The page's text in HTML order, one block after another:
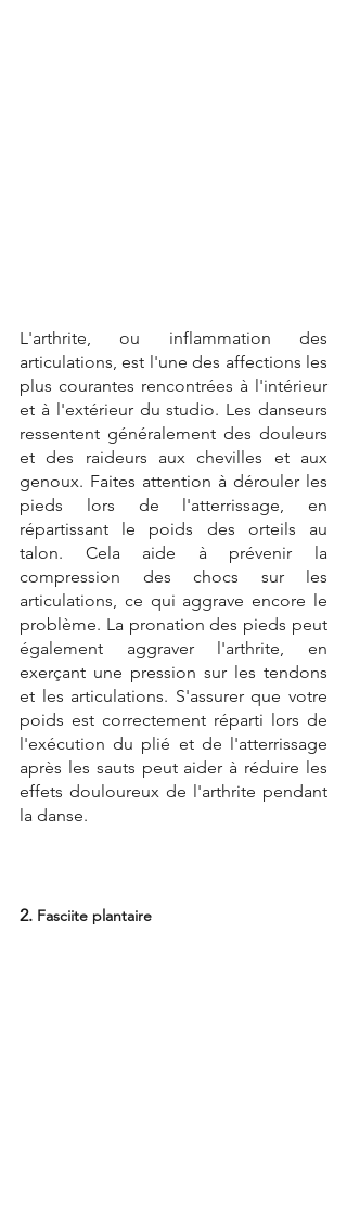
L'arthrite, ou inflammation des
articulations, est l'une des affections les
plus courantes rencontrées à l'intérieur
et à l'extérieur du studio. Les danseurs
ressentent généralement des douleurs
et des raideurs aux chevilles et aux
genoux. Faites attention à dérouler les
pieds lors de l'atterrissage, en
répartissant le poids des orteils au
talon. Cela aide à prévenir la
compression des chocs sur les
articulations, ce qui aggrave encore le
problème. La pronation des pieds peut
également aggraver l'arthrite, en
exerçant une pression sur les tendons
et les articulations. S'assurer que votre
poids est correctement réparti lors de
l'exécution du plié et de l'atterrissage
après les sauts peut aider à réduire les
effets douloureux de l'arthrite pendant
la danse.
2. Fasciite plantaire